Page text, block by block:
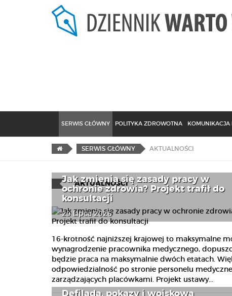
SERWIS GŁÓWNY POLITYKA ZDROWOTNA KOMUNIKACJA
SERWIS GŁÓWNY AKTUALNOŚCI
AKTUALNOŚCI
Jak zmienią się zasady pracy w
ochronie zdrowia? Projekt trafił do
konsultacji
29 Lipca 2026
16-krotność najniższej krajowej to maksymalne
wynagrodzenie pracownika medycznego,
będzie praca na maksymalnie dwóch etatach.
odpowiedzialność po stronie personelu
zarządzających placówkami. Projekt ustawy...
Defilada, pokazy i wojskowa